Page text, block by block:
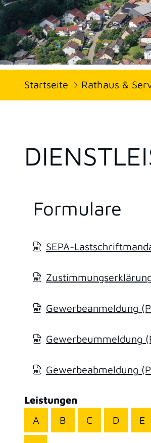
Startseite Rathaus &
Formulare
SEPA-
Gewerbeanmeldung
Gewerbeummeldung
Gewerbeabmeldung
Leistungen
A
B C D E